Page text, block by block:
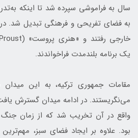
سال به فراموشی سپرده شد تا اینکه
به فضای تفریحی و فرهنگی تبدیل شد.
یک برنامه بلندمدت فراخواندند.
مقامات جمهوری ترکیه، به این
می‌نگریستند. در ادامه میدان گسترش
واقع در آن تخریب شد که از زمان جنگ
بود. علاوه بر ایجاد فضای سبز،